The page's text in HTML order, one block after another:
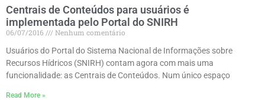
Centrais de Conteúdos para usuários é
implementada pelo Portal do SNIRH
06/07/2016
Nenhum comentário
Usuários do Portal do Sistema Nacional de Informações sobre
Recursos Hídricos (SNIRH) contam agora com mais uma
funcionalidade: as Centrais de Conteúdos. Num único espaço
Read More »